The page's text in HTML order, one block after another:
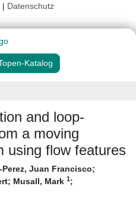
| Datenschutz
Katalog
and loop-
a moving
using flow features
Juan Francisco;
; Musall, Mark 1;